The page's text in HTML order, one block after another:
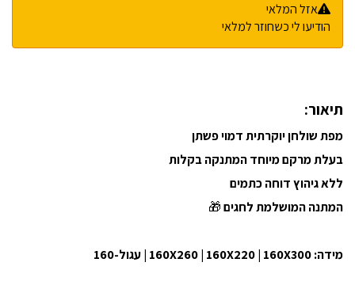
אזל המלאי
הודיעו לי כשחוזר למלאי
תיאור:
מפת שולחן יוקרתית דמוי פשתן
בעלת מרקם מיוחד המתנקה בקלות
ללא גיהוץ דוחה כתמים
המתנה המושלמת לחגים🎁
מידה: 160X260 | 160X220 | 160X300 | עגול-160